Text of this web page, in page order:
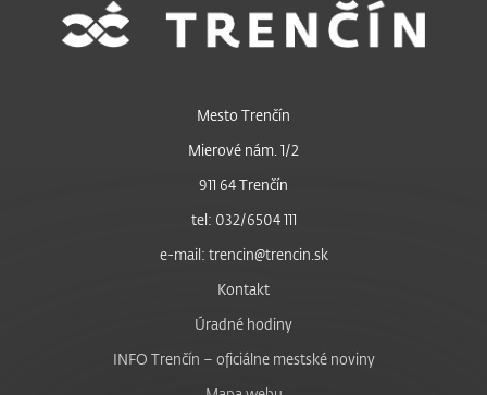
Mesto Trenčín
Mierové nám. 1/2
911 64 Trenčín
tel: 032/6504 111
e-mail: trencin@trencin.sk
Kontakt
Úradné hodiny
INFO Trenčín – oficiálne mestské noviny